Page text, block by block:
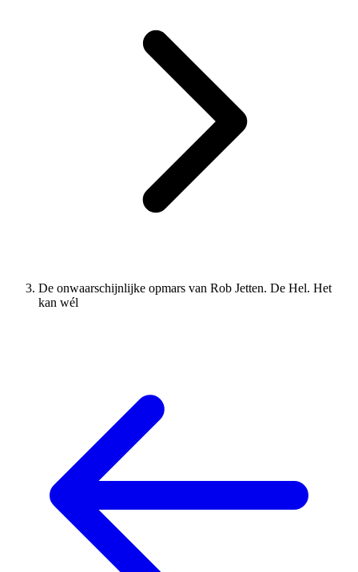
De onwaarschijnlijke opmars van Rob Jetten. De Hel. Het
kan wél